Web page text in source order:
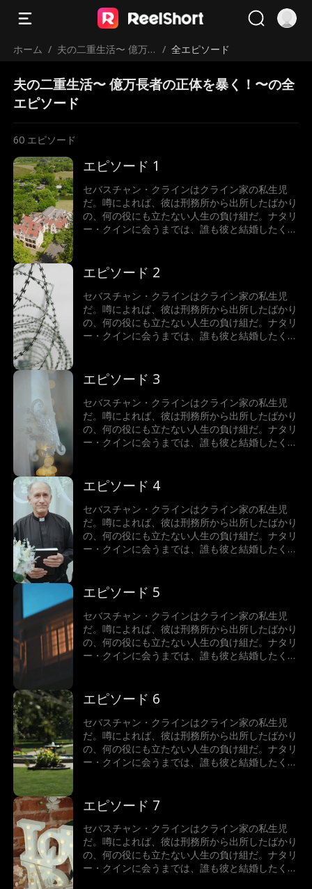
ホーム / 夫の二重生活〜 億万
/ 全エピソード
夫の二重生活〜 億万長者の正体を暴く！〜の全
エピソード
60 エピソード
エピソード 1
セバスチャン・クラインはクライン家の私生児
だ。噂によれば、彼は刑務所から出所したばかり
の、何の役にも立たない人生の負け組だ。ナタリ
ー・クインに会うまでは、誰も彼と結婚したくな
るのか？それよりも、そもそもなぜセバスチャ
ン・クラインは正体を隠しているのか？
エピソード 2
セバスチャン・クラインはクライン家の私生児
だ。噂によれば、彼は刑務所から出所したばかり
の、何の役にも立たない人生の負け組だ。ナタリ
ー・クインに会うまでは、誰も彼と結婚したくな
るのか？それよりも、そもそもなぜセバスチャ
ン・クラインは正体を隠しているのか？
エピソード 3
セバスチャン・クラインはクライン家の私生児
だ。噂によれば、彼は刑務所から出所したばかり
の、何の役にも立たない人生の負け組だ。ナタリ
ー・クインに会うまでは、誰も彼と結婚したくな
るのか？それよりも、そもそもなぜセバスチャ
ン・クラインは正体を隠しているのか？
エピソード 4
セバスチャン・クラインはクライン家の私生児
だ。噂によれば、彼は刑務所から出所したばかり
の、何の役にも立たない人生の負け組だ。ナタリ
ー・クインに会うまでは、誰も彼と結婚したくな
るのか？それよりも、そもそもなぜセバスチャ
ン・クラインは正体を隠しているのか？
エピソード 5
セバスチャン・クラインはクライン家の私生児
だ。噂によれば、彼は刑務所から出所したばかり
の、何の役にも立たない人生の負け組だ。ナタリ
ー・クインに会うまでは、誰も彼と結婚したくな
るのか？それよりも、そもそもなぜセバスチャ
ン・クラインは正体を隠しているのか？
エピソード 6
セバスチャン・クラインはクライン家の私生児
だ。噂によれば、彼は刑務所から出所したばかり
の、何の役にも立たない人生の負け組だ。ナタリ
ー・クインに会うまでは、誰も彼と結婚したくな
るのか？それよりも、そもそもなぜセバスチャ
ン・クラインは正体を隠しているのか？
エピソード 7
セバスチャン・クラインはクライン家の私生児
だ。噂によれば、彼は刑務所から出所したばかり
の、何の役にも立たない人生の負け組だ。ナタリ
ー・クインに会うまでは、誰も彼と結婚したくな